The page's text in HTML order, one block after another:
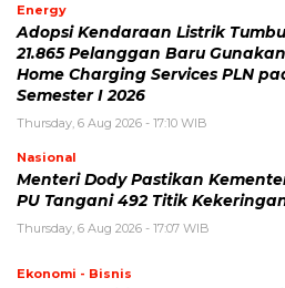
Energy
Adopsi Kendaraan Listrik
21.865 Pelanggan Baru Gunakan
Home Charging Services PLN
Semester I 2026
Thursday, 6 Aug 2026 - 17:10 WIB
Nasional
Menteri Dody Pastikan
PU Tangani 492 Titik
Thursday, 6 Aug 2026 - 17:07 WIB
Ekonomi - Bisnis